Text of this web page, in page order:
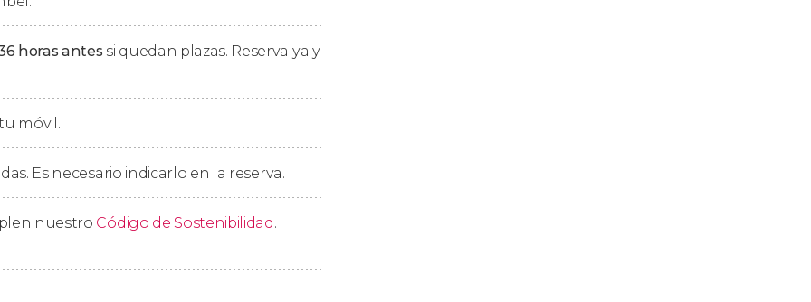
Simbel Hotel
y descansaremos hasta el día siguiente. El
pero siempre se ofrecerá una
en nuestro hotel de Abu Simbel,
de vuelta entre las 12:00 y las
horas antes si quedan plazas. Reserva ya y
móvil.
Es necesario indicarlo en la reserva.
nuestro Código de Sostenibilidad .